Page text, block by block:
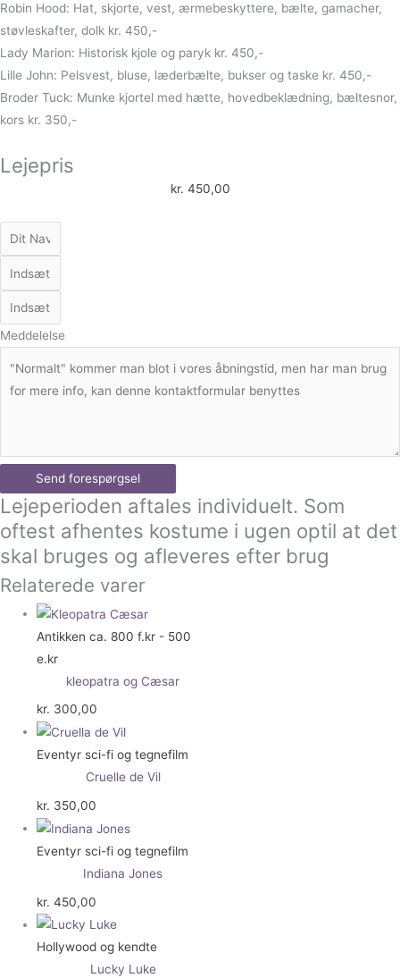
Robin Hood: Hat, skjorte, vest, ærmebeskyttere, bælte, gamacher,
støvleskafter, dolk kr. 450,-
Lady Marion: Historisk kjole og paryk kr. 450,-
Lille John: Pelsvest, bluse, læderbælte, bukser og taske kr. 450,-
Broder Tuck: Munke kjortel med hætte, hovedbeklædning, bæltesnor,
kors kr. 350,-
Lejepris
kr. 450,00
Meddelelse
Send forespørgsel
Lejeperioden aftales individuelt. Som
oftest afhentes kostume i ugen optil at det
skal bruges og afleveres efter brug
Relaterede varer
Antikken ca. 800 f.kr - 500
e.kr
kleopatra og Cæsar
kr. 300,00
Eventyr sci-fi og tegnefilm
Cruelle de Vil
kr. 350,00
Eventyr sci-fi og tegnefilm
Indiana Jones
kr. 450,00
Hollywood og kendte
Lucky Luke